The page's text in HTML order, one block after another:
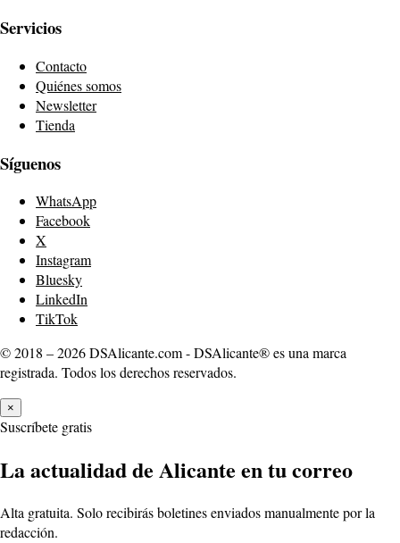
Servicios
Contacto
Quiénes somos
Newsletter
Tienda
Síguenos
WhatsApp
Facebook
X
Instagram
Bluesky
LinkedIn
TikTok
© 2018 – 2026 DSAlicante.com - DSAlicante® es una marca
registrada. Todos los derechos reservados.
×
Suscríbete gratis
La actualidad de Alicante en tu correo
Alta gratuita. Solo recibirás boletines enviados manualmente por la
redacción.